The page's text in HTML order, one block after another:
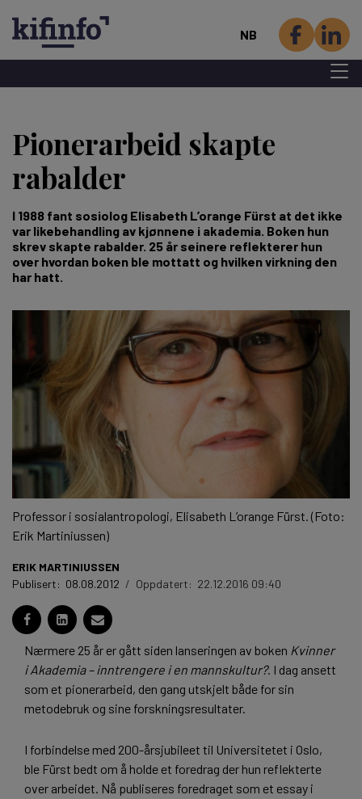
hovedinnhold
NB
Menu
Pionerarbeid skapte
rabalder
I 1988 fant sosiolog Elisabeth L’orange Fürst at det ikke
var likebehandling av kjønnene i akademia. Boken hun
skrev skapte rabalder. 25 år seinere reflekterer hun
over hvordan boken ble mottatt og hvilken virkning den
har hatt.
Professor i sosialantropologi, Elisabeth L’orange Fürst. (Foto:
Erik Martiniussen)
ERIK MARTINIUSSEN
Publisert: 08.08.2012 / Oppdatert: 22.12.2016 09:40
Nærmere 25 år er gått siden lanseringen av boken Kvinner
i Akademia – inntrengere i en mannskultur?. I dag ansett
som et pionerarbeid, den gang utskjelt både for sin
metodebruk og sine forskningsresultater.
I forbindelse med 200-årsjubileet til Universitetet i Oslo,
ble Fürst bedt om å holde et foredrag der hun reflekterte
over arbeidet. Nå publiseres foredraget som et essay i